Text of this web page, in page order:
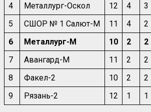
4
Металлург-Оскол 12 4 3
5
СШОР № 1 Салют-М 11 4 2
6
Металлург-М 10 2 2
7
Авангард-М 11 2 2
8
Факел-2 10 2 2
9
Рязань-2 12 1 1